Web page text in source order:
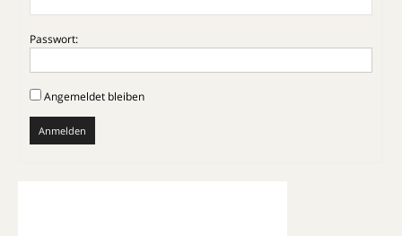
Passwort:
Angemeldet bleiben
Anmelden